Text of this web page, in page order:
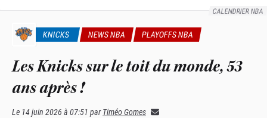
CALENDRIER NBA
KNICKS NEWS NBA PLAYOFFS NBA
Les Knicks sur le toit du monde, 53
ans après !
Le 14 juin 2026 à 07:51 par Timéo Gomes